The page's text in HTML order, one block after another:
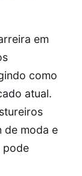
em
como
atual.
de moda e
pode